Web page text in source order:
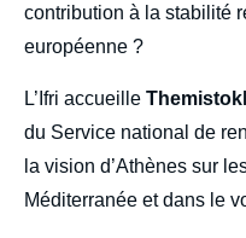
contribution à la stabilité
européenne ?
L’Ifri accueille
du Service national de
la vision d’Athènes sur
Méditerranée et dans le